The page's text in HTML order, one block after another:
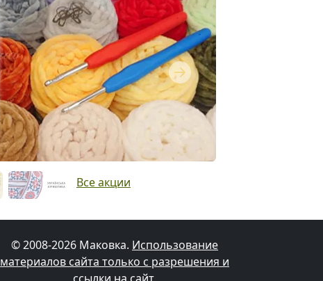
Next
Все акции
© 2008-2026 Маковка. Использование
материалов сайта только с разрешения и